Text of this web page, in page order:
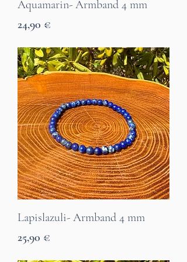
Aquamarin- Armband 4 mm
Preis
24,90 €
Lapislazuli- Armband 4 mm
Preis
25,90 €